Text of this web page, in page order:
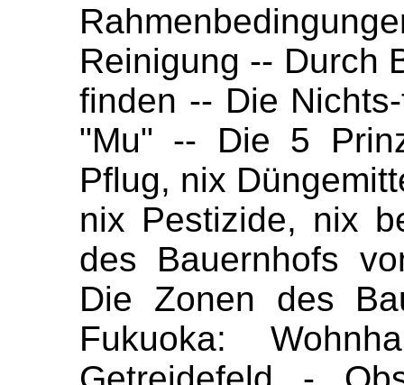
Reinigung -- Durch
finden -- Die
"Mu" -- Die 5
Pflug, nix
nix Pestizide, nix
des Bauernhofs
Die Zonen des
Fukuoka: